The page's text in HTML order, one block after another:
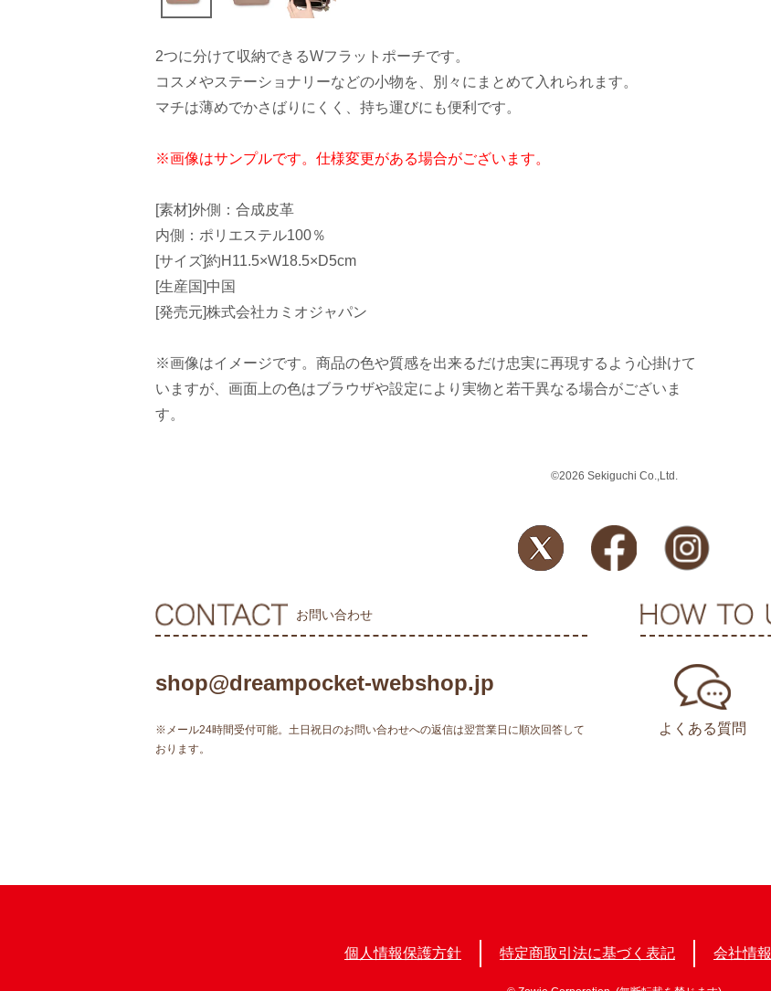
2つに分けて収納できるWフラットポーチです。
コスメやステーショナリーなどの小物を、別々にまとめて入れられます。
マチは薄めでかさばりにくく、持ち運びにも便利です。
※画像はサンプルです。仕様変更がある場合がございます。
[素材]外側：合成皮革
内側：ポリエステル100％
[サイズ]約H11.5×W18.5×D5cm
[生産国]中国
[発売元]株式会社カミオジャパン
※画像はイメージです。商品の色や質感を出来るだけ忠実に再現するよう心掛けて
いますが、画面上の色はブラウザや設定により実物と若干異なる場合がございま
す。
©2026 Sekiguchi Co.,Ltd.
お問い合わせ
shop@dreampocket-webshop.jp
※メール24時間受付可能。土日祝日のお問い合わせへの返信は翌営業日に順次回答して
おります。
よくある質問
個人情報保護方針 特定商取引法に基づく表記 会社情報